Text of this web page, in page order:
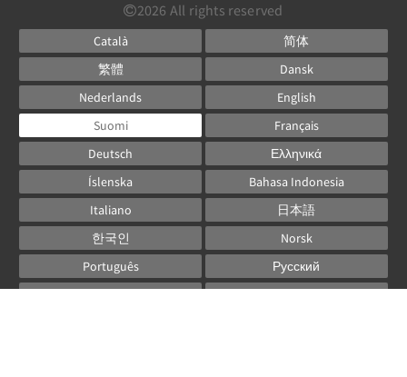
2026 All rights reserved
Català
简体
繁體
Dansk
Nederlands
English
Suomi
Français
Deutsch
Ελληνικά
Íslenska
Bahasa Indonesia
Italiano
日本語
한국인
Norsk
Português
Русский
Español
Svenska